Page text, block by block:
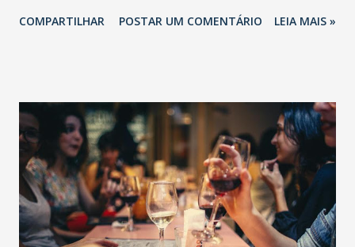
COMPARTILHAR POSTAR UM COMENTÁRIO LEIA MAIS »